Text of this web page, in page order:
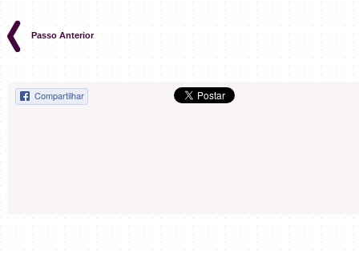
Passo Anterior
Compartilhar